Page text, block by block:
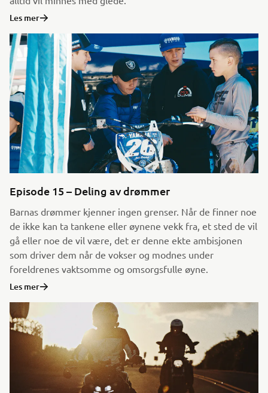
Les mer
Episode 15 – Deling av drømmer
Barnas drømmer kjenner ingen grenser. Når de finner noe
de ikke kan ta tankene eller øynene vekk fra, et sted de vil
gå eller noe de vil være, det er denne ekte ambisjonen
som driver dem når de vokser og modnes under
foreldrenes vaktsomme og omsorgsfulle øyne.
Les mer